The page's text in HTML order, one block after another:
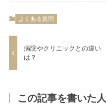
よくある質問
病院やクリニックとの違い
は？
この記事を書いた人